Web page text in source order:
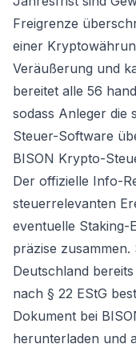
Freigrenze
einer
Veräußerung und
bereitet alle 56
sodass Anleger die
Steuer-Software
BISON Krypto-
Der offizielle Info-
steuerrelevanten
eventuelle Staking-
präzise
Deutschland
nach § 22 EStG
Dokument bei
herunterladen und